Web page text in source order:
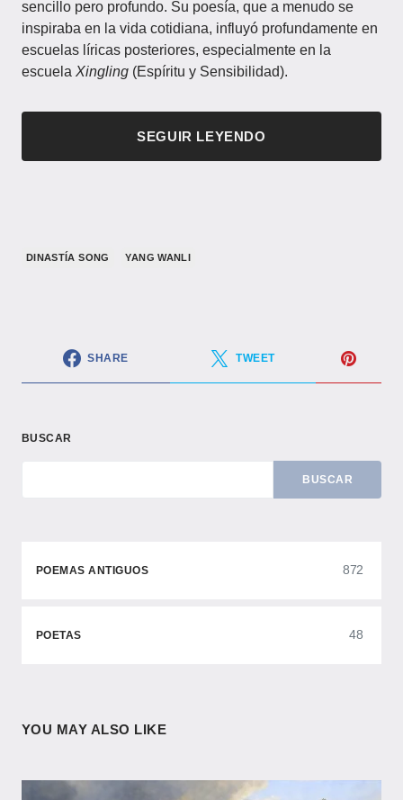
sencillo pero profundo. Su poesía, que a menudo se
inspiraba en la vida cotidiana, influyó profundamente en
escuelas líricas posteriores, especialmente en la
escuela Xingling (Espíritu y Sensibilidad).
SEGUIR LEYENDO
​DINASTÍA SONG​ YANG WANLI
SHARE TWEET
BUSCAR
BUSCAR
POEMAS ANTIGUOS 872
POETAS 48
YOU MAY ALSO LIKE